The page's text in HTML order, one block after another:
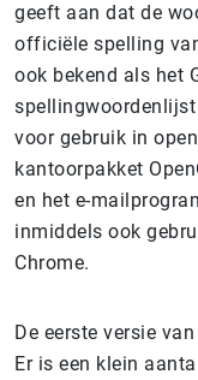
geeft aan dat de
officiële spelling
ook bekend als het
voor gebruik in
kantoorpakket
en het e-
inmiddels ook
Chrome.
De eerste versie
Er is een klein